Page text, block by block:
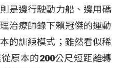
是邊行駛動力船、邊用碼
治療師錄下賴冠傑的運動
的訓練模式；雖然看似稀
原本的200公尺短距離轉